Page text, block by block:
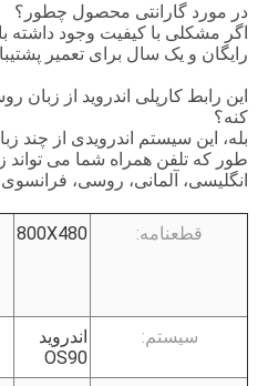
در مورد گارانتی محصول چطور؟
اگر مشکلی با کیفیت وجود داشته
رایگان و یک سال برای تعمیر
این رابط کارپلی اندروید از زبان
کنه؟
بله، این سیستم اندرویدی از چند
طور که تلفن همراه شما می تواند
انگلیسی، آلمانی، روسی،
قطعنامه: 800X480
سیستم:
اندروید
OS90